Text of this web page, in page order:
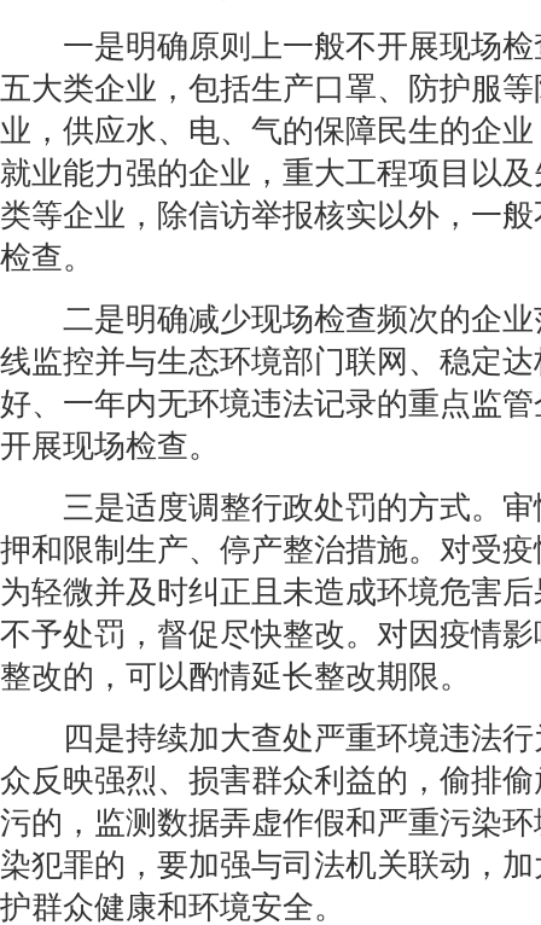
一是明确原则上一般不开展现场检
五大类企业，包括生产口罩、防护服
业，供应水、电、气的保障民生的企
就业能力强的企业，重大工程项目以
类等企业，除信访举报核实以外，一
检查。
二是明确减少现场检查频次的企业
线监控并与生态环境部门联网、稳定
好、一年内无环境违法记录的重点监
开展现场检查。
三是适度调整行政处罚的方式。审
押和限制生产、停产整治措施。对受
为轻微并及时纠正且未造成环境危害
不予处罚，督促尽快整改。对因疫情
整改的，可以酌情延长整改期限。
四是持续加大查处严重环境违法行
众反映强烈、损害群众利益的，偷排
污的，监测数据弄虚作假和严重污染
染犯罪的，要加强与司法机关联动，
护群众健康和环境安全。